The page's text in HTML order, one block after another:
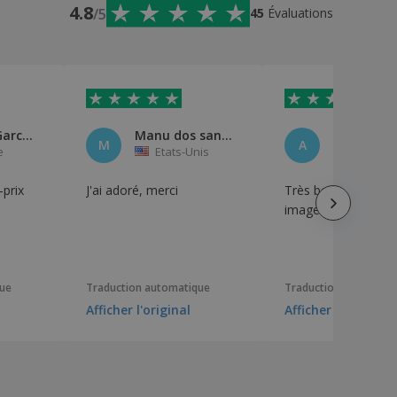
4.8/5 45 Évaluations
Reinaldo Garcia De La Torre
M
Manu dos santos
Etats-Unis
J'ai adoré, merci
Traduction automatique
Afficher l'original
A
Très bonne qualité
image superbe
Traduction
Afficher l'original